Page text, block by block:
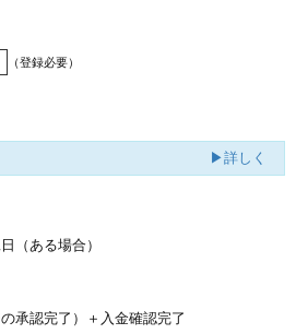
（登録必要）
▶詳しく
（ある場合）
承認完了） ＋入金確認完了